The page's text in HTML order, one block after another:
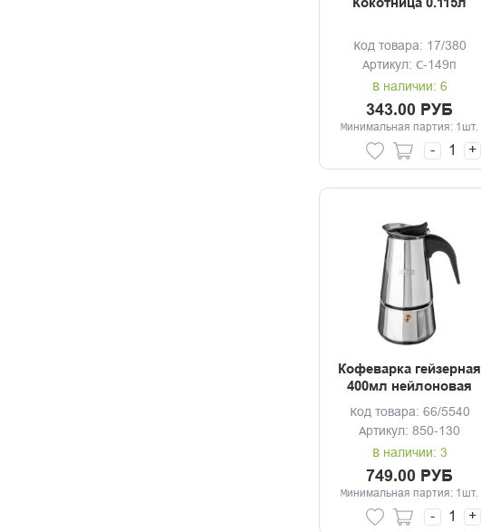
Код товара: 17/380
Артикул: С-149п
В наличии: 6
343.00 РУБ
Минимальная партия: 1шт.
- +
Кофеварка гейзерная
400мл нейлоновая
ручка
Код товара: 66/5540
Артикул: 850-130
В наличии: 3
749.00 РУБ
Минимальная партия: 1шт.
- +